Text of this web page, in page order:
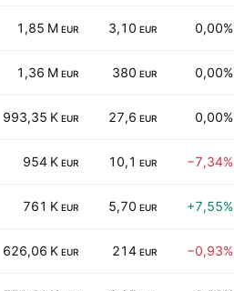
1,85 M EUR 3,10 EUR 0,00%
1,36 M EUR 380 EUR 0,00%
993,35 K EUR 27,6 EUR 0,00%
954 K EUR 10,1 EUR −7,34%
761 K EUR 5,70 EUR +7,55%
626,06 K EUR 214 EUR −0,93%